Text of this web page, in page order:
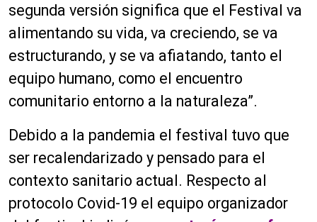
segunda versión significa que el Festival va
alimentando su vida, va creciendo, se va
estructurando, y se va afiatando, tanto el
equipo humano, como el encuentro
comunitario entorno a la naturaleza”.
Debido a la pandemia el festival tuvo que
ser recalendarizado y pensado para el
contexto sanitario actual. Respecto al
protocolo Covid-19 el equipo organizador